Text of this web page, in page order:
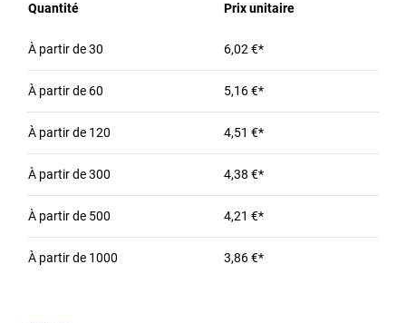
Quantité Prix unitaire
À partir de30 6,02 €*
À partir de 60 5,16 €*
À partir de 120 4,51 €*
À partir de300 4,38 €*
À partir de 500 4,21 €*
À partir de 1000 3,86 €*